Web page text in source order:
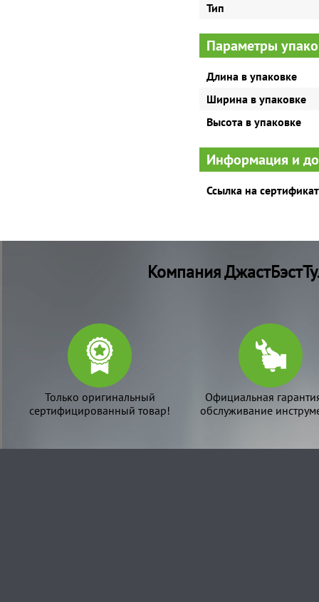
Тип
Параметры
Длина в упаковке
Ширина в упаковке
Высота в упаковке
Информация и
Ссылка на сертификат
Компания
Только оригинальный
сертифицированный товар!
Официальная
обслуживание